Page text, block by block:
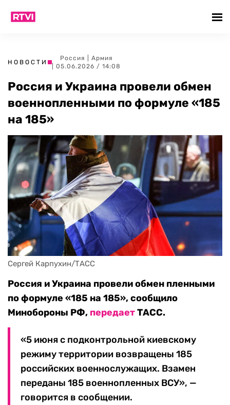
НОВОСТИ
Россия
Армия
| 05.06.2026 / 14:08
Россия и Украина провели обмен
военнопленными по формуле «185
на 185»
Сергей Карпухин/ТАСС
Россия и Украина провели обмен пленными
по формуле «185 на 185», сообщило
Минобороны РФ, передаетТАСС.
«5 июня с подконтрольной киевскому
режиму территории возвращены 185
российских военнослужащих. Взамен
переданы 185 военнопленных ВСУ», —
говорится в сообщении.